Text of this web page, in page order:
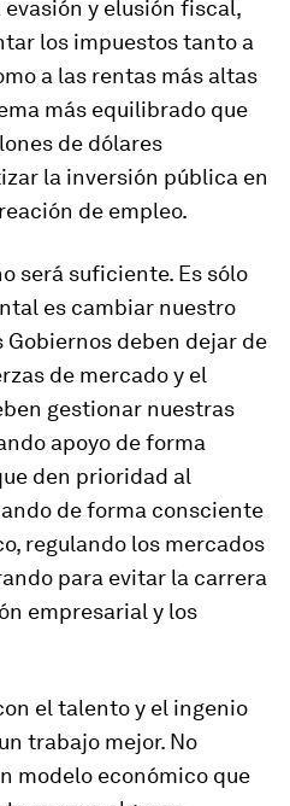
y elusión fiscal,
los impuestos tanto a
a las rentas más altas
más equilibrado que
de dólares
la inversión pública en
de empleo.
será suficiente. Es sólo
es cambiar nuestro
Gobiernos deben dejar de
de mercado y el
gestionar nuestras
apoyo de forma
den prioridad al
de forma consciente
regulando los mercados
para evitar la carrera
empresarial y los
el talento y el ingenio
trabajo mejor. No
modelo económico que